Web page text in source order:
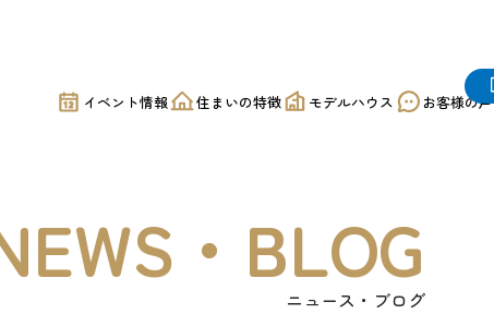
イベント情報 住まいの特徴 モデルハウス お客様の声
・BLOG
ニュース・ブログ